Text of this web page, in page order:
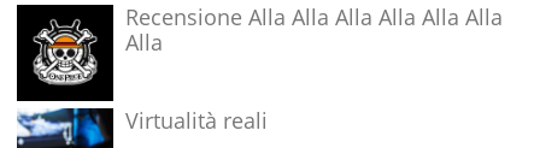
Recensione Alla Alla Alla Alla Alla Alla
Alla
Virtualità reali